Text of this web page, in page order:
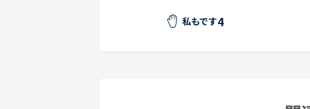
私もです4